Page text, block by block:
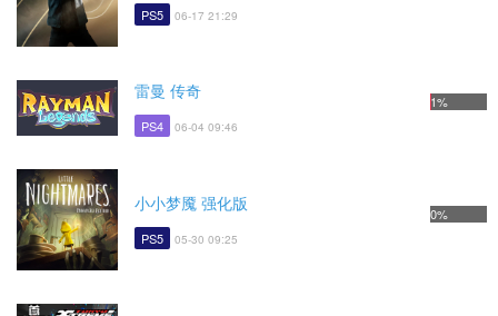
PS5 06-17 21:29
雷曼 传奇
PS4 06-04 09:46
1%
小小梦魇 强化版
PS5 05-30 09:25
0%